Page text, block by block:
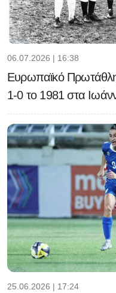
06.07.2026 | 16:38
Ευρωπαϊκό
1-0 το 1981 στα
25.06.2026 | 17:24